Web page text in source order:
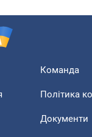
Команда
Політика
Документи